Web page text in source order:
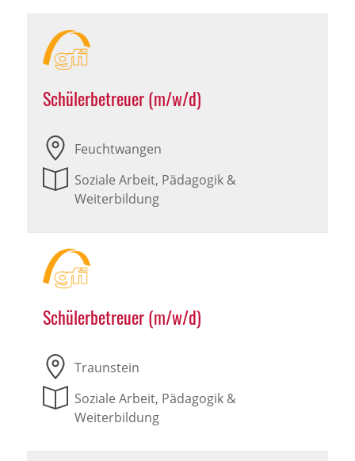
Schülerbetreuer (m/w/d)
Feuchtwangen
Soziale Arbeit, Pädagogik &
Weiterbildung
Schülerbetreuer (m/w/d)
Traunstein
Soziale Arbeit, Pädagogik &
Weiterbildung